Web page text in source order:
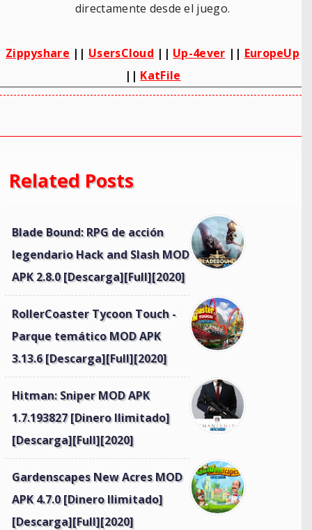
directamente desde el juego.
Zippyshare || UsersCloud || Up-4ever || EuropeUp
|| KatFile
Related Posts
Blade Bound: RPG de acción
legendario Hack and Slash MOD
APK 2.8.0 [Descarga][Full][2020]
RollerCoaster Tycoon Touch -
Parque temático MOD APK
3.13.6 [Descarga][Full][2020]
Hitman: Sniper MOD APK
1.7.193827 [Dinero Ilimitado]
[Descarga][Full][2020]
Gardenscapes New Acres MOD
APK 4.7.0 [Dinero Ilimitado]
[Descarga][Full][2020]